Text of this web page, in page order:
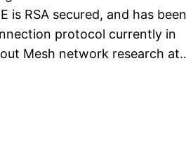
is RSA secured, and has been
protocol currently in
Mesh network research